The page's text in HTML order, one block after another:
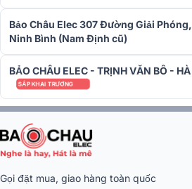
Bảo Châu Elec 307 Đường Giải
Ninh Bình (Nam Định cũ)
BẢO CHÂU ELEC - TRỊNH VĂN BÔ -
SẮP KHAI TRƯƠNG
Gọi đặt mua, giao hàng toàn quốc